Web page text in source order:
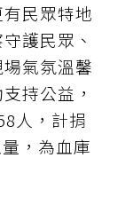
民眾特地
護民眾、
氣氛溫馨
持公益，
人，計捐
，為血庫